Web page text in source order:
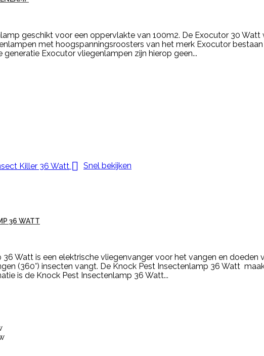
geschikt voor een oppervlakte van 100m2. De Exocutor 30
met hoogspanningsroosters van het merk Exocutor
generatie Exocutor vliegenlampen zijn hierop geen...
 Snel bekijken
36 WATT
Watt is een elektrische vliegenvanger voor het vangen en
(360°) insecten vangt. De Knock Pest Insectenlamp 36 Watt
is de Knock Pest Insectenlamp 36 Watt...